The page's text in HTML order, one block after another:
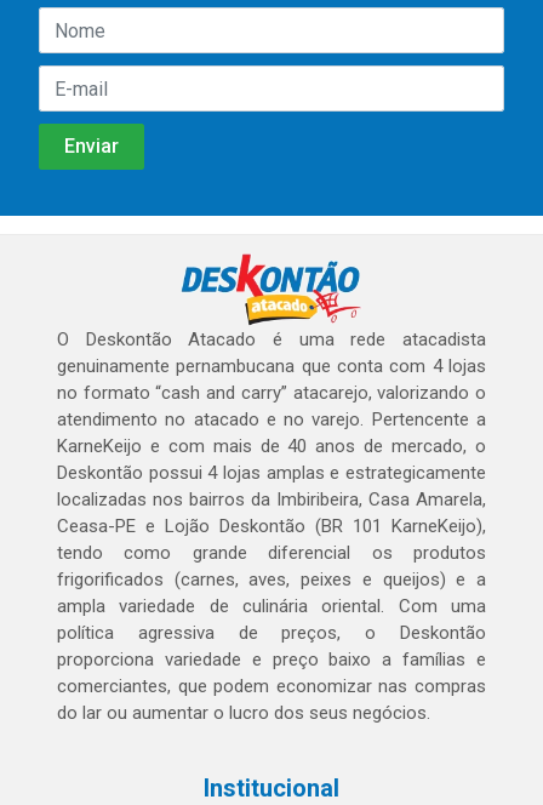
O Deskontão Atacado é uma rede atacadista
genuinamente pernambucana que conta com 4 lojas
no formato “cash and carry” atacarejo, valorizando o
atendimento no atacado e no varejo. Pertencente a
KarneKeijo e com mais de 40 anos de mercado, o
Deskontão possui 4 lojas amplas e estrategicamente
localizadas nos bairros da Imbiribeira, Casa Amarela,
Ceasa-PE e Lojão Deskontão (BR 101 KarneKeijo),
tendo como grande diferencial os produtos
frigorificados (carnes, aves, peixes e queijos) e a
ampla variedade de culinária oriental. Com uma
política agressiva de preços, o Deskontão
proporciona variedade e preço baixo a famílias e
comerciantes, que podem economizar nas compras
do lar ou aumentar o lucro dos seus negócios.
Institucional